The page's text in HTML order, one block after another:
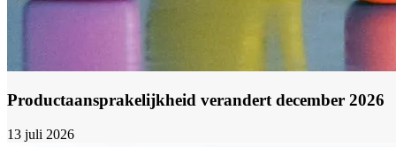
Productaansprakelijkheid verandert december 2026
13 juli 2026